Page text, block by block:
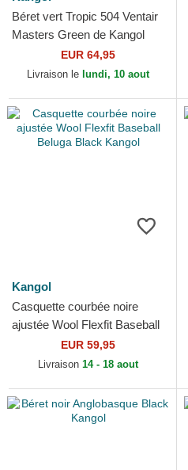
Béret vert Tropic 504 Ventair
Masters Green de Kangol
EUR 64,95
Livraison le lundi, 10 aout
Kangol
Casquette courbée noire
ajustée Wool Flexfit Baseball
Beluga Black Kangol
EUR 59,95
Livraison 14 - 18 aout